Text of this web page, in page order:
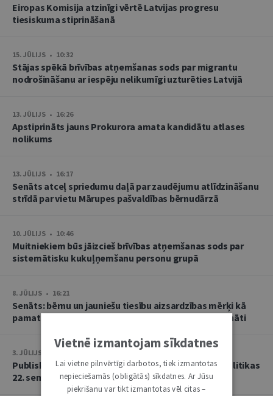
Eiropas Komisija atzinīgi vērtē Latvijas progresu
tiesiskuma stiprināšanā
15. JŪLIJS • 10:32
Stājas spēkā brīvības atņemšanas sods par migrantu
nodrošināšanu ar iespēju nelikumīgi uzturēties Latvijā
13. JŪLIJS • 16:26
Apstiprināts jauns Prokurora amata kandidātu atlases
nolikums
13. JŪLIJS • 16:17
Senāts atceļ spriedumu daļā par zaudējumu atlīdzināšanu
strīdā par vietu Mārupes pašvaldības bērnudārzā
10. JŪLIJS • 10:46
Muitniekiem būs jāizcieš brīvības atņemšanas sods par
sistemātisku kukuļņemšanu personu grupā
8. JŪLIJS • 16:21
Senāts: bērnu un jauniešu tiesību aizsardzības mērķi kā
pamatu atbrīvojumam no PVN nevar tulkot paplašināti
3. JŪLIJS • 18:23
Publisko tiesību institūta konstitucionālās tiesībpolitikas
22. seminārs
Vietnē izmantojam sīkdatnes
Lai vietne pilnvērtīgi darbotos, tiek izmantotas
nepieciešamās (obligātās) sīkdatnes. Ar Jūsu
piekrišanu var tikt izmantotas vēl citas –